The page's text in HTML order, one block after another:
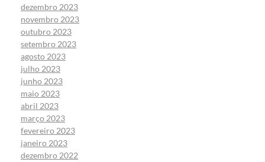
dezembro 2023
novembro 2023
outubro 2023
setembro 2023
agosto 2023
julho 2023
junho 2023
maio 2023
abril 2023
março 2023
fevereiro 2023
janeiro 2023
dezembro 2022